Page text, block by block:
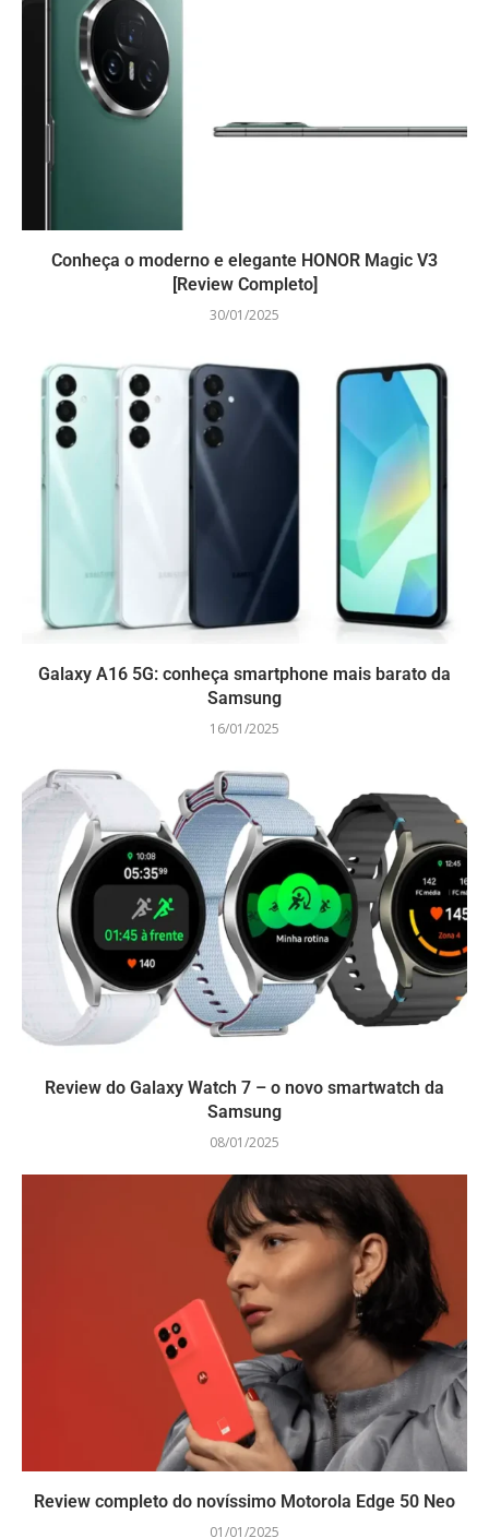
Conheça o moderno e elegante HONOR Magic V3
[Review Completo]
30/01/2025
Galaxy A16 5G: conheça smartphone mais barato da
Samsung
16/01/2025
Review do Galaxy Watch 7 – o novo smartwatch da
Samsung
08/01/2025
Review completo do novíssimo Motorola Edge 50 Neo
01/01/2025